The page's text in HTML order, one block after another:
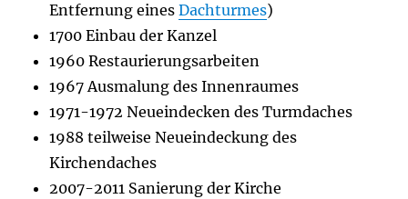
Entfernung einesDachturmes)
1700 Einbau der Kanzel
1960 Restaurierungsarbeiten
1967 Ausmalung des Innenraumes
1971-1972 Neueindecken des Turmdaches
1988 teilweise Neueindeckung des
Kirchendaches
2007-2011 Sanierung der Kirche